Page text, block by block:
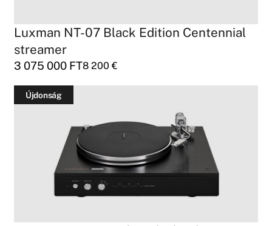
Luxman NT-07 Black Edition Centennial
streamer
3 075 000 FT8 200€
Újdonság